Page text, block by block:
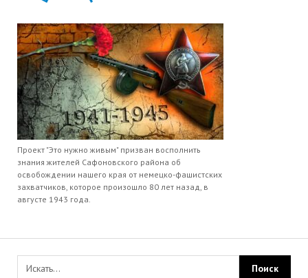
Проект "Это нужно живым" призван восполнить
знания жителей Сафоновского района об
освобождении нашего края от немецко-фашистских
захватчиков, которое произошло 80 лет назад, в
августе 1943 года.